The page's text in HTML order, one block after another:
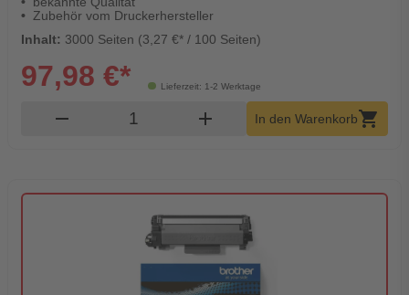
Zubehör vom Druckerhersteller
Inhalt: 3000 Seiten (3,27 €* / 100 Seiten)
Lieferzeit: 1-2 Werktage
97,98 €*
remove Produkt Warenkorb Menge
add In den Warenkorbshopping_cart